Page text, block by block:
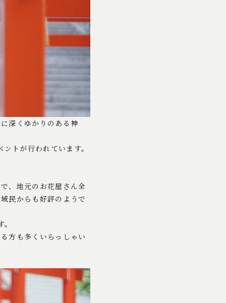
深くゆかりのある神
トが行われています。
、地元のお花屋さん全
民からも好評のようで
方も多くいらっしゃい